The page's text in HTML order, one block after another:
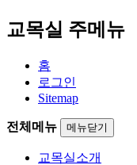
교목실 주메뉴
홈
로그인
Sitemap
전체메뉴 메뉴닫기
교목실소개